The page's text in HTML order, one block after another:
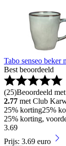
Tabo senseo beker
Best beoordeeld
(25)Beoordeeld
2.77 met Club
25% korting25%
25% korting,
3.69
Prijs: 3.69 euro